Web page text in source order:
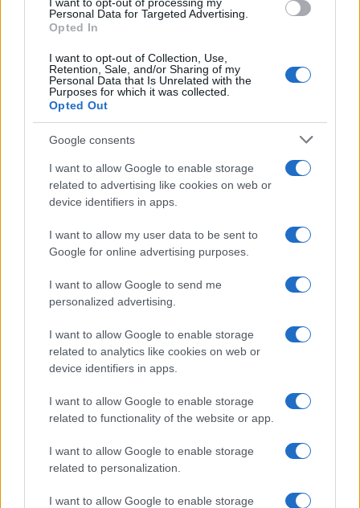
Personal Data for Targeted Advertising.
Opted In
I want to opt-out of Collection, Use,
Retention, Sale, and/or Sharing of my
Personal Data that Is Unrelated with the
Purposes for which it was collected.
Opted Out
Google consents
I want to allow Google to enable storage
related to advertising like cookies on web or
device identifiers in apps.
I want to allow my user data to be sent to
Google for online advertising purposes.
I want to allow Google to send me
personalized advertising.
I want to allow Google to enable storage
related to analytics like cookies on web or
device identifiers in apps.
I want to allow Google to enable storage
related to functionality of the website or app.
I want to allow Google to enable storage
related to personalization.
I want to allow Google to enable storage
% De
Janeiro de
$
1,49
$ 1,22 $ 1,60 13%
de 2023
1,70
Março de
$
1,62
$ 1,33 $ 1,86 $ 1,59 -5%
Abril de
$
1,49
$ 1,29 $ 1,78 $ 1,54 -8%
Maio de
$
1,46
$ 1,33 $ 1,59 -2%
Junho de
$
1,56
$ 1,37 $ 1,68 $ 1,53 7%
1,65
$ 1,44
1,49
$ 1,23 $ 1,50
de 2023
1,56